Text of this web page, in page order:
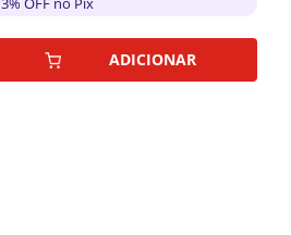
ADICIONAR